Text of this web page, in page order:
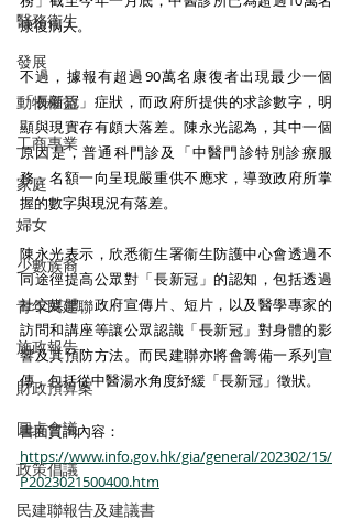
醫務衛生
發展
動物權益
工商專業
家庭
婦女
少數族裔
青年民建聯
施政報告
財政預算案
圓桌會議
政策倡議
民建聯報告及建議書
康復病人。
不過，據報有超過90萬名康復者出現最少一個
「長新冠」症狀，而政府所提供的求診數字，明
顯與現實存有頗大落差。陳永光認為，其中一個
原因是，普通科門診及「中醫門診特別診療服
務」名額一向呈現嚴重供不應求，導致政府所掌
握的數字與現況有落差。
陳永光表示，欣悉衞生署衞生防護中心會透過不
同途徑提高公眾對「長新冠」的認知，包括透過
社交媒體、政府宣傳片、短片，以及醫學專家的
訪問和講座等讓公眾認識「長新冠」對身體的影
響及其預防方法。而民建聯亦將會籌備一系列宣
傳，包括從中醫湯水角度紓緩「長新冠」徵狀。
書面質詢內容：
https://www.info.gov.hk/gia/general/202302/15/
P2023021500400.htm